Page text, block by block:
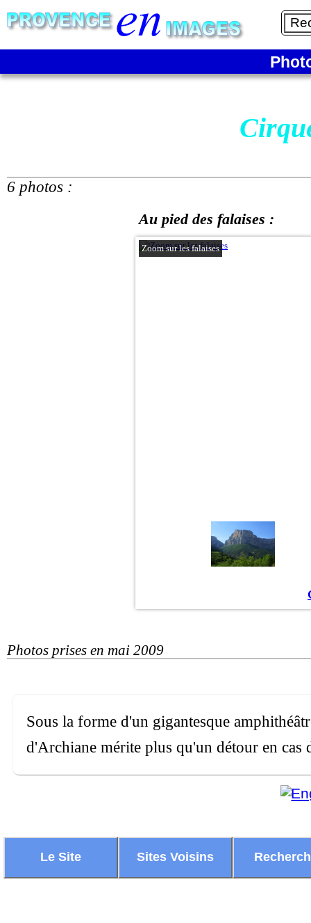
6 photos :
Au pied des falaises :
Zoom sur les falaises
Photos prises en mai 2009
Sous la forme d'un gigantesque
d'Archiane mérite plus qu'un détour en cas
Le Site Sites Voisins